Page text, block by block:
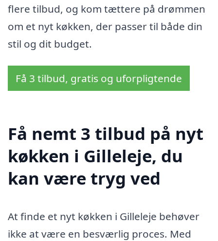
flere tilbud, og kom tættere på drømmen
om et nyt køkken, der passer til både din
stil og dit budget.
Få 3 tilbud, gratis og uforpligtende
Få nemt 3 tilbud på nyt
køkken i Gilleleje, du
kan være tryg ved
At finde et nyt køkken i Gilleleje behøver
ikke at være en besværlig proces. Med